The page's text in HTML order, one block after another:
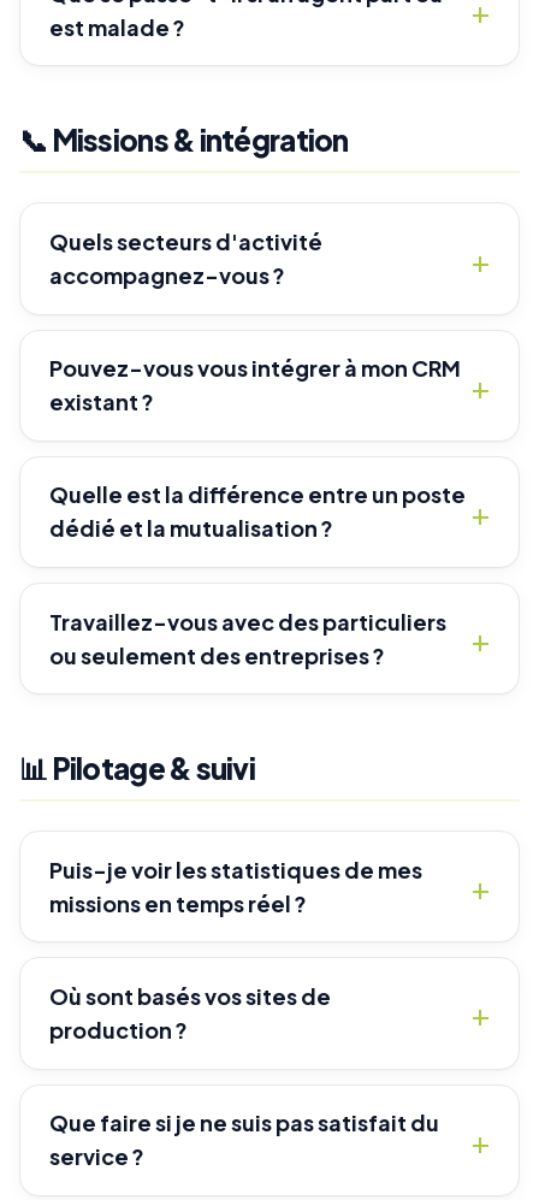
est malade ?
📞 Missions & intégration
Quels secteurs d'activité
accompagnez-vous ?
Pouvez-vous vous intégrer à mon CRM
existant ?
Quelle est la différence entre un poste
dédié et la mutualisation ?
Travaillez-vous avec des particuliers
ou seulement des entreprises ?
📊 Pilotage & suivi
Puis-je voir les statistiques de mes
missions en temps réel ?
Où sont basés vos sites de
production ?
Que faire si je ne suis pas satisfait du
service ?